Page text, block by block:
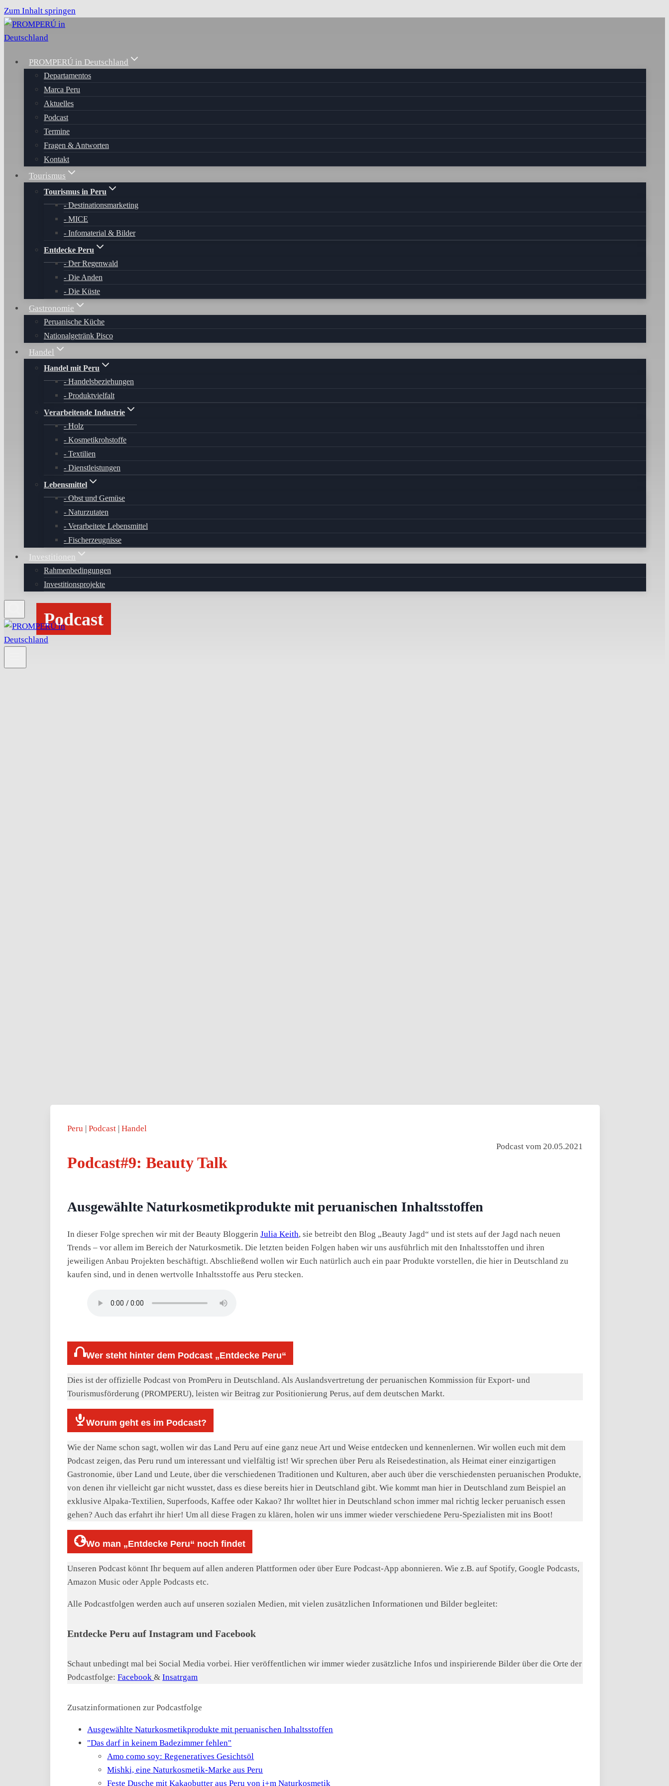
Zum Inhalt springen
PROMPERÚ in Deutschland
Departamentos
Marca Peru
Aktuelles
Podcast
Termine
Fragen & Antworten
Kontakt
Tourismus
Tourismus in Peru
Destinationsmarketing
MICE
Infomaterial & Bilder
Entdecke Peru
Der Regenwald
Die Anden
Die Küste
Gastronomie
Peruanische Küche
Nationalgetränk Pisco
Handel
Handel mit Peru
Handelsbeziehungen
Produktvielfalt
Verarbeitende Industrie
Holz
Kosmetikrohstoffe
Textilien
Dienstleistungen
Lebensmittel
Obst und Gemüse
Naturzutaten
Verarbeitete Lebensmittel
Fischerzeugnisse
Investitionen
Rahmenbedingungen
Investitionsprojekte
Podcast
Podcast#9: Beauty Talk
Podcast vom 20.05.2021
Peru Podcast Handel
Ausgewählte Naturkosmetikprodukte mit peruanischen Inhaltsstoffen
In dieser Folge sprechen wir mit der Beauty BloggerinJulia Keith, sie betreibt den Blog „Beauty Jagd“ und ist stets auf der Jagd nach neuen
Trends – vor allem im Bereich der Naturkosmetik. Die letzten beiden Folgen haben wir uns ausführlich mit den Inhaltsstoffen und ihren
jeweiligen Anbau Projekten beschäftigt. Abschließend wollen wir Euch natürlich auch ein paar Produkte vorstellen, die hier in Deutschland zu
kaufen sind, und in denen wertvolle Inhaltsstoffe aus Peru stecken.
Wer steht hinter dem Podcast „Entdecke Peru“
Dies ist der offizielle Podcast von PromPeru in Deutschland. Als Auslandsvertretung der peruanischen Kommission für Export- und
Tourismusförderung (PROMPERU), leisten wir Beitrag zur Positionierung Perus, auf dem deutschen Markt.
Worum geht es im Podcast?
Wie der Name schon sagt, wollen wir das Land Peru auf eine ganz neue Art und Weise entdecken und kennenlernen. Wir wollen euch mit dem
Podcast zeigen, das Peru rund um interessant und vielfältig ist! Wir sprechen über Peru als Reisedestination, als Heimat einer einzigartigen
Gastronomie, über Land und Leute, über die verschiedenen Traditionen und Kulturen, aber auch über die verschiedensten peruanischen Produkte,
von denen ihr vielleicht gar nicht wusstet, dass es diese bereits hier in Deutschland gibt. Wie kommt man hier in Deutschland zum Beispiel an
exklusive Alpaka-Textilien, Superfoods, Kaffee oder Kakao? Ihr wolltet hier in Deutschland schon immer mal richtig lecker peruanisch essen
gehen? Auch das erfahrt ihr hier! Um all diese Fragen zu klären, holen wir uns immer wieder verschiedene Peru-Spezialisten mit ins Boot!
Wo man „Entdecke Peru“ noch findet
Unseren Podcast könnt Ihr bequem auf allen anderen Plattformen oder über Eure Podcast-App abonnieren. Wie z.B. auf Spotify, Google Podcasts,
Amazon Music oder Apple Podcasts etc.
Alle Podcastfolgen werden auch auf unseren sozialen Medien, mit vielen zusätzlichen Informationen und Bilder begleitet:
Entdecke Peru auf Instagram und Facebook
Schaut unbedingt mal bei Social Media vorbei. Hier veröffentlichen wir immer wieder zusätzliche Infos und inspirierende Bilder über die Orte der
Podcastfolge:Facebook&Insatrgam
Zusatzinformationen zur Podcastfolge
Ausgewählte Naturkosmetikprodukte mit peruanischen Inhaltsstoffen
"Das darf in keinem Badezimmer fehlen"
Amo como soy: Regeneratives Gesichtsöl
Mishki, eine Naturkosmetik-Marke aus Peru
Feste Dusche mit Kakaobutter aus Peru von i+m Naturkosmetik